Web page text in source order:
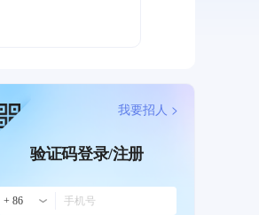
验证码登录/注册
+ 86
我要招人 >